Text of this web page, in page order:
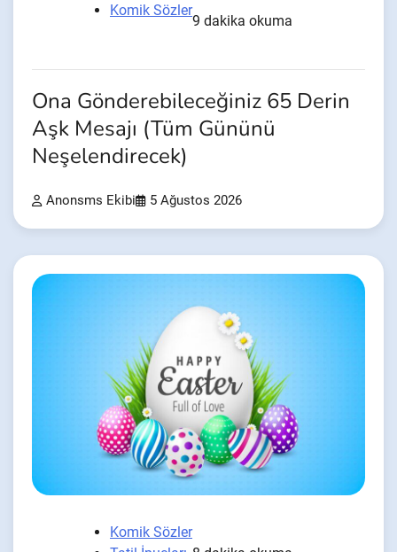
Komik Sözler
9 dakika okuma
Ona Gönderebileceğiniz 65 Derin
Aşk Mesajı (Tüm Gününü
Neşelendirecek)
Anonsms Ekibi 5 Ağustos 2026
Komik Sözler